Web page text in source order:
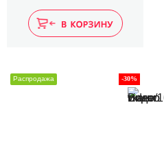
-30%
Распродажа